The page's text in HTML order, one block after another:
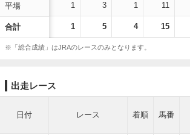
平場
合計
1 3 1 11
1 5 4 15
※「総合成績」はJRAのレースのみとなります。
出走レース
日付 レース 着順 馬番